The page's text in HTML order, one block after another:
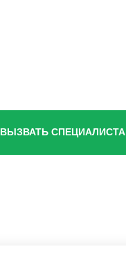
ВЫЗВАТЬ СПЕЦИАЛИСТА